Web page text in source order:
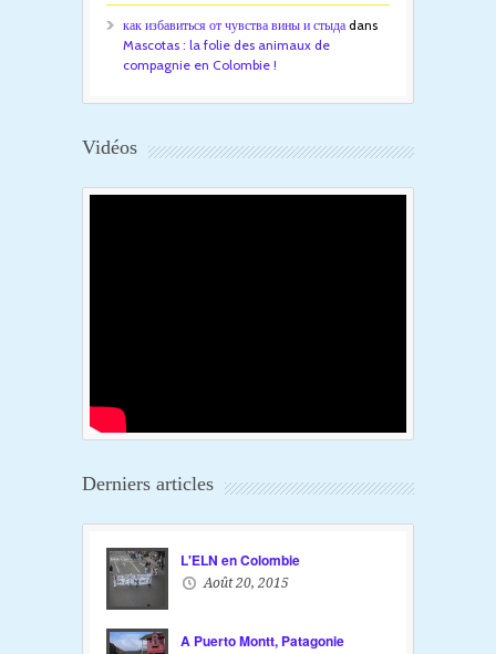
как избавиться от чувства вины и стыда dans
Mascotas : la folie des animaux de
compagnie en Colombie !
Vidéos
Derniers articles
L'ELN en Colombie
Août 20, 2015
A Puerto Montt, Patagonie